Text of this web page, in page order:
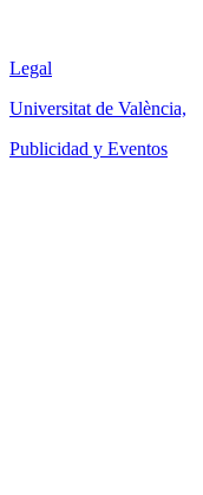
Legal
Universitat de València,
Publicidad y Eventos